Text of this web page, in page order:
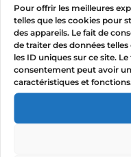
Pour offrir les meilleures
telles que les cookies pour
des appareils. Le fait de
de traiter des données
les ID uniques sur ce site.
consentement peut avoir
caractéristiques et